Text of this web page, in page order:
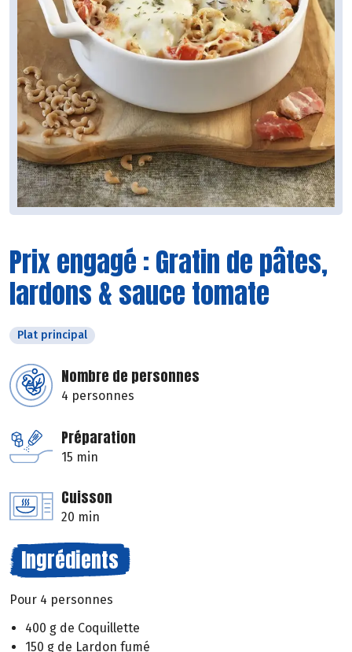
Prix engagé : Gratin de pâtes,
lardons & sauce tomate
Plat principal
Nombre de personnes
4 personnes
Préparation
15 min
Cuisson
20 min
Ingrédients
Pour 4 personnes
400 g de Coquillette
150 g de Lardon fumé